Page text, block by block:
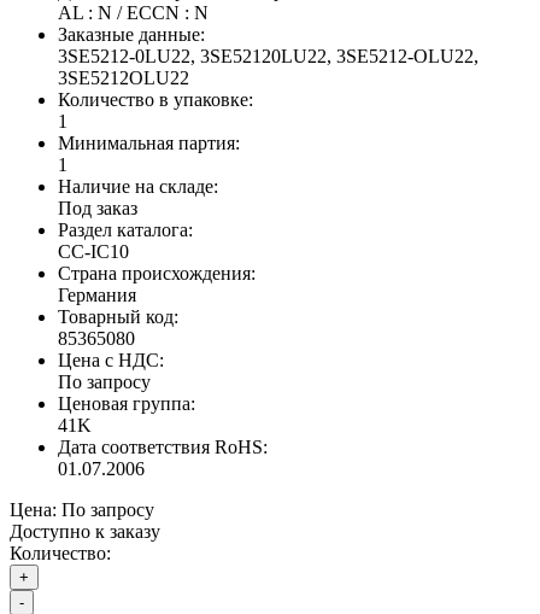
AL : N / ECCN : N
Заказные данные:
3SE5212-0LU22, 3SE52120LU22, 3SE5212-OLU22,
3SE5212OLU22
Количество в упаковке:
1
Минимальная партия:
1
Наличие на складе:
Под заказ
Раздел каталога:
CC-IC10
Страна происхождения:
Германия
Товарный код:
85365080
Цена с НДС:
По запросу
Ценовая группа:
41K
Дата соответствия RoHS:
01.07.2006
Цена: По запросу
Доступно к заказу
Количество:
+
-